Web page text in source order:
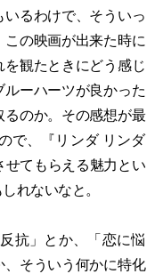
るわけで、そういっ
の映画が出来た時に
観たときにどう感じ
ーハーツが良かった
のか。その感想が最
で、『リンダ リンダ
せてもらえる魅力とい
れないなと。
抗」とか、「恋に悩
そういう何かに特化